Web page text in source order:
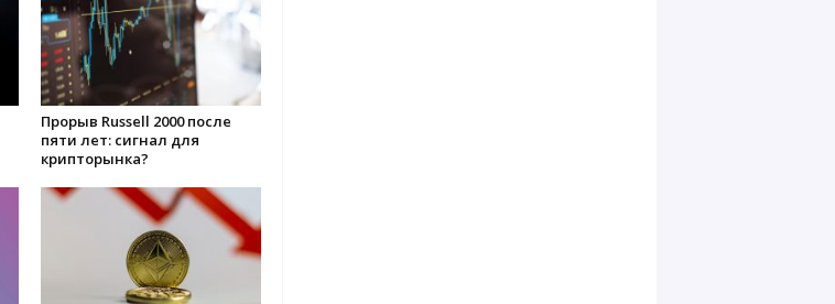
Прорыв Russell 2000 после
пяти лет: сигнал для
крипторынка?